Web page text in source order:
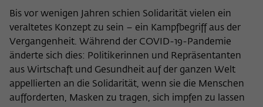
Bis vor wenigen Jahren schien Solidarität vielen ein
veraltetes Konzept zu sein – ein Kampfbegriff aus der
Vergangenheit. Während der COVID-19-Pandemie
änderte sich dies: Politikerinnen und Repräsentanten
aus Wirtschaft und Gesundheit auf der ganzen Welt
appellierten an die Solidarität, wenn sie die Menschen
aufforderten, Masken zu tragen, sich impfen zu lassen